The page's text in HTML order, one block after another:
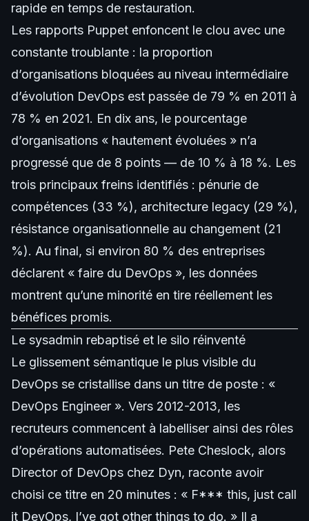
rapide en temps de restauration.
Les rapports Puppet enfoncent le clou avec une
constante troublante : la proportion
d’organisations bloquées au niveau intermédiaire
d’évolution DevOps est passée de 79 % en 2011 à
78 % en 2021. En dix ans, le pourcentage
d’organisations « hautement évoluées » n’a
progressé que de 8 points — de 10 % à 18 %. Les
trois principaux freins identifiés : pénurie de
compétences (33 %), architecture legacy (29 %),
résistance organisationnelle au changement (21
%). Au final, si environ 80 % des entreprises
déclarent « faire du DevOps », les données
montrent qu’une minorité en tire réellement les
bénéfices promis.
Le sysadmin rebaptisé et le silo réinventé
Le glissement sémantique le plus visible du
DevOps se cristallise dans un titre de poste : «
DevOps Engineer ». Vers 2012-2013, les
recruteurs commencent à labelliser ainsi des rôles
d’opérations automatisées. Pete Cheslock, alors
Director of DevOps chez Dyn, raconte avoir
choisi ce titre en 20 minutes : « F*** this, just call
it DevOps, I’ve got other things to do. » Il a